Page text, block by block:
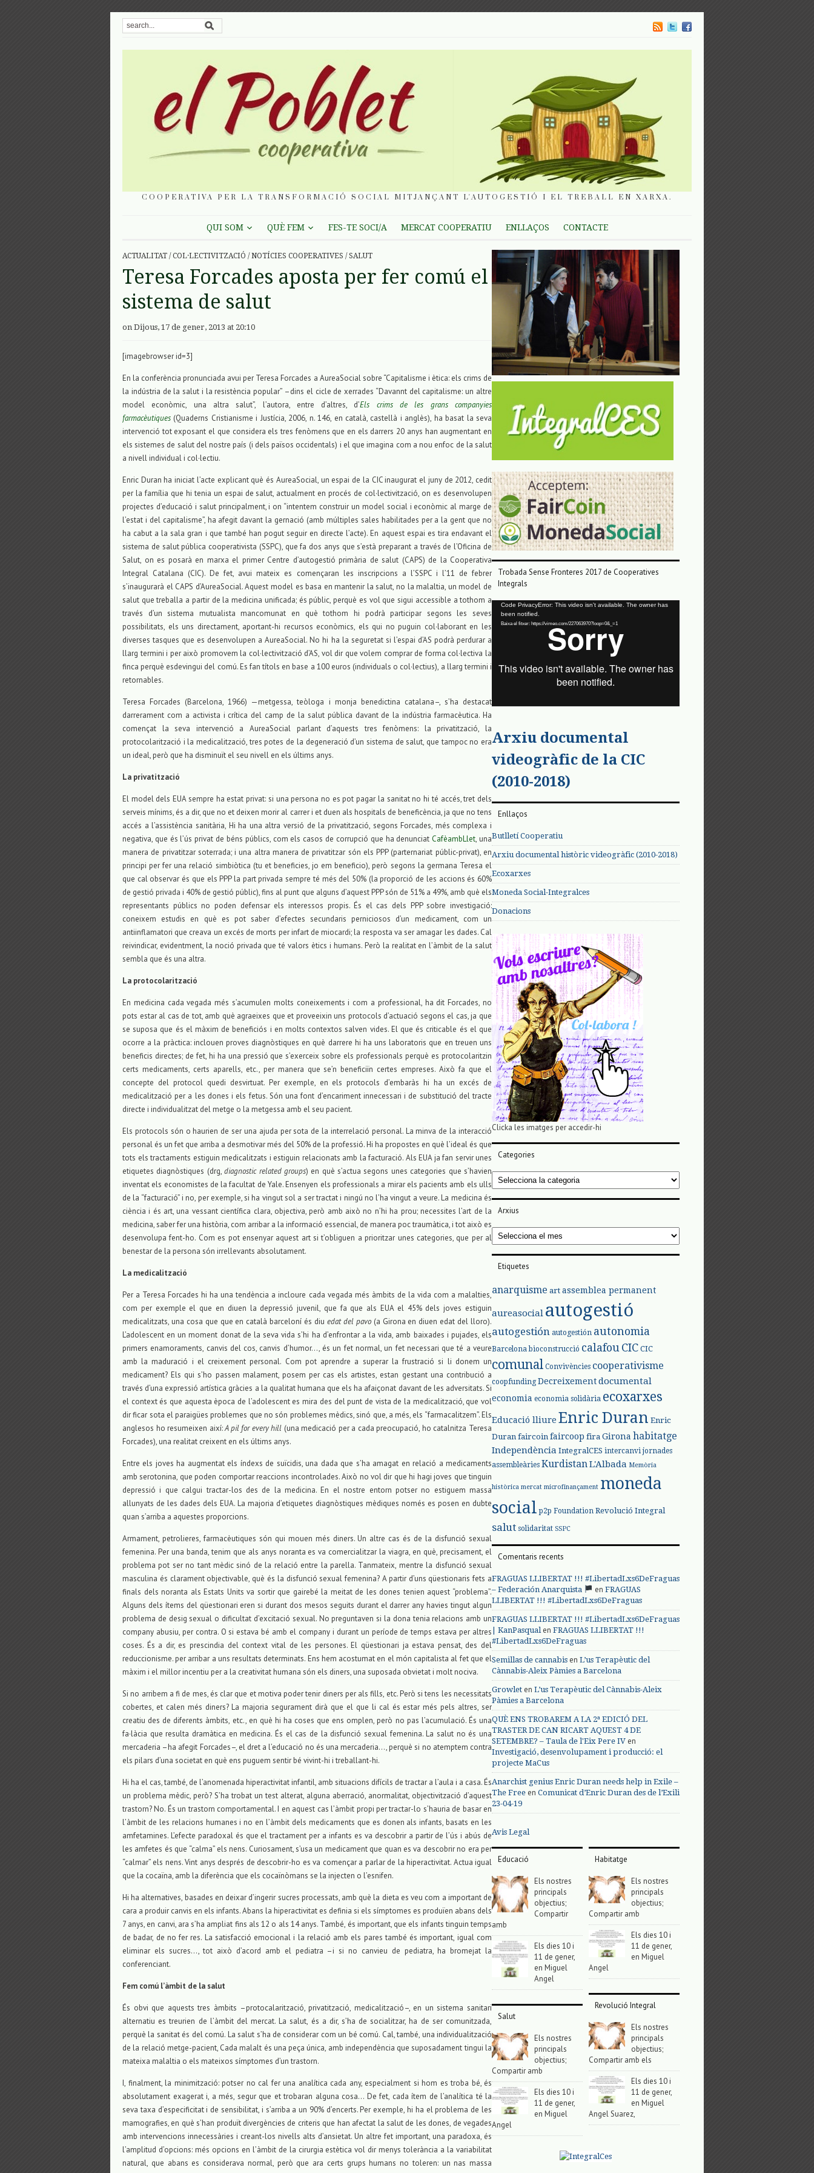
COOPERATIVA PER LA TRANSFORMACIÓ SOCIAL MITJANÇANT L'AUTOGESTIÓ I EL TREBALL EN XARXA.
QUI SOM QUÈ FEM FES-TE SOCI/A MERCAT COOPERATIU ENLLAÇOS CONTACTE
ACTUALITAT / COL·LECTIVITZACIÓ / NOTÍCIES COOPERATIVES / SALUT
Teresa Forcades aposta per fer comú el
sistema de salut
on Dijous, 17 de gener, 2013 at 20:10
[imagebrowser id=3]
En la conferència pronunciada avui per Teresa Forcades a AureaSocial sobre “Capitalisme i ètica: els crims de
la indústria de la salut i la resistència popular” –dins el cicle de xerrades “Davannt del capitalisme: un altre
model econòmic, una altra salut”, l’autora, entre d’altres, d’Els crims de les grans companyies
farmacèutiques (Quaderns Cristianisme i Justícia, 2006, n. 146, en català, castellà i anglès), ha basat la seva
intervenció tot exposant el que considera els tres fenòmens que en els darrers 20 anys han augmentant en
els sistemes de salut del nostre país (i dels països occidentals) i el que imagina com a nou enfoc de la salut
a nivell individual i col·lectiu.
Enric Duran ha iniciat l’acte explicant què és AureaSocial, un espai de la CIC inaugurat el juny de 2012, cedit
per la família que hi tenia un espai de salut, actualment en procés de col·lectivització, on es desenvolupen
projectes d’educació i salut principalment, i on “intentem construir un model social i econòmic al marge de
l’estat i del capitalisme”, ha afegit davant la gernació (amb múltiples sales habilitades per a la gent que no
ha cabut a la sala gran i que també han pogut seguir en directe l’acte). En aquest espai es tira endavant el
sistema de salut pública cooperativista (SSPC), que fa dos anys que s’està preparant a través de l’Oficina de
Salut, on es posarà en marxa el primer Centre d’autogestió primària de salut (CAPS) de la Cooperativa
Integral Catalana (CIC). De fet, avui mateix es començaran les inscripcions a l’SSPC i l’11 de febrer
s’inaugurarà el CAPS d’AureaSocial. Aquest model es basa en mantenir la salut, no la malaltia, un model de
salut que treballa a partir de la medicina unificada; és públic, perquè es vol que sigui accessible a tothom a
través d’un sistema mutualista mancomunat en què tothom hi podrà participar segons les seves
possibilitats, els uns directament, aportant-hi recursos econòmics, els qui no puguin col·laborant en les
diverses tasques que es desenvolupen a AureaSocial. No hi ha la seguretat si l’espai d’AS podrà perdurar a
llarg termini i per això promovem la col·lectivització d’AS, vol dir que volem comprar de forma col·lectiva la
finca perquè esdevingui del comú. Es fan títols en base a 100 euros (individuals o col·lectius), a llarg termini i
retornables.
Teresa Forcades (Barcelona, 1966) —metgessa, teòloga i monja benedictina catalana–, s’ha destacat
darrerament com a activista i crítica del camp de la salut pública davant de la indústria farmacèutica. Ha
començat la seva intervenció a AureaSocial parlant d’aquests tres fenòmens: la privatització, la
protocolarització i la medicalització, tres potes de la degeneració d’un sistema de salut, que tampoc no era
un ideal, però que ha disminuït el seu nivell en els últims anys.
La privatització
El model dels EUA sempre ha estat privat: si una persona no es pot pagar la sanitat no hi té accés, tret dels
serveis mínims, és a dir, que no et deixen morir al carrer i et duen als hospitals de beneficència, ja que no tens
accés a l’assistència sanitària, Hi ha una altra versió de la privatització, segons Forcades, més complexa i
negativa, que és l’ús privat de béns públics, com els casos de corrupció que ha denunciat CafèambLlet, una
manera de privatitzar soterrada; i una altra manera de privatitzar són els PPP (parternariat públic-privat), en
principi per fer una relació simbiòtica (tu et beneficies, jo em beneficio), però segons la germana Teresa el
que cal observar és que els PPP la part privada sempre té més del 50% (la proporció de les accions és 60%
de gestió privada i 40% de gestió públic), fins al punt que alguns d’aquest PPP són de 51% a 49%, amb què els
representants públics no poden defensar els interessos propis. És el cas dels PPP sobre investigació:
coneixem estudis en què es pot saber d’efectes secundaris perniciosos d’un medicament, com un
antiinflamatori que creava un excés de morts per infart de miocardi; la resposta va ser amagar les dades. Cal
reivindicar, evidentment, la noció privada que té valors ètics i humans. Però la realitat en l’àmbit de la salut
sembla que és una altra.
La protocolarització
En medicina cada vegada més s’acumulen molts coneixements i com a professional, ha dit Forcades, no
pots estar al cas de tot, amb què agraeixes que et proveeixin uns protocols d’actuació segons el cas, ja que
se suposa que és el màxim de beneficiós i en molts contextos salven vides. El que és criticable és el que
ocorre a la pràctica: inclouen proves diagnòstiques en què darrere hi ha uns laboratoris que en treuen uns
beneficis directes; de fet, hi ha una pressió que s’exerceix sobre els professionals perquè es protocolaritzin
certs medicaments, certs aparells, etc., per manera que se’n beneficiïn certes empreses. Això fa que el
concepte del protocol quedi desvirtuat. Per exemple, en els protocols d’embaràs hi ha un excés de
medicalització per a les dones i els fetus. Són una font d’encariment innecessari i de substitució del tracte
directe i individualitzat del metge o la metgessa amb el seu pacient.
Els protocols són o haurien de ser una ajuda per sota de la interrelació personal. La minva de la interacció
personal és un fet que arriba a desmotivar més del 50% de la professió. Hi ha propostes en què l’ideal és que
tots els tractaments estiguin medicalitzats i estiguin relacionats amb la facturació. Als EUA ja fan servir unes
etiquetes diagnòstiques (drg,diagnostic related groups) en què s’actua segons unes categories que s’havien
inventat els economistes de la facultat de Yale. Ensenyen els professionals a mirar els pacients amb els ulls
de la “facturació” i no, per exemple, si ha vingut sol a ser tractat i ningú no l’ha vingut a veure. La medicina és
ciència i és art, una vessant científica clara, objectiva, però amb això no n’hi ha prou; necessites l’art de la
medicina, saber fer una història, com arribar a la informació essencial, de manera poc traumàtica, i tot això es
desenvolupa fent-ho. Com es pot ensenyar aquest art si t’obliguen a prioritzar unes categories, que per al
benestar de la persona són irrellevants absolutament.
La medicalització
Per a Teresa Forcades hi ha una tendència a incloure cada vegada més àmbits de la vida com a malalties,
com per exemple el que en diuen la depressió juvenil, que fa que als EUA el 45% dels joves estiguin
medicalitzats, una cosa que que en català barceloní és diu edat del pavo(a Girona en diuen edat del lloro).
L’adolescent en un moment donat de la seva vida s’hi ha d’enfrontar a la vida, amb baixades i pujades, els
primers enamoraments, canvis del cos, canvis d’humor…, és un fet normal, un fet necessari que té a veure
amb la maduració i el creixement personal. Com pot aprendre a superar la frustració si li donem un
medicament? Els qui s’ho passen malament, posem per cas els artistes, estan gestant una contribució a
través d’una expressió artística gràcies a la qualitat humana que els ha afaiçonat davant de les adversitats. Si
el context és que aquesta època de l’adolescent es mira des del punt de vista de la medicalització, que vol
dir ficar sota el paraigües problemes que no són problemes mèdics, sinó que, a més, els “farmacalitzem”. Els
anglesos ho resumeixen així:A pil for every hill (una medicació per a cada preocupació, ho catalnitza Teresa
Forcades), una realitat creixent en els últims anys.
Entre els joves ha augmentat els índexs de suïcidis, una dada que s’ha amagat en relació a medicaments
amb serotonina, que poden comportar reaccions incontrolades. Això no vol dir que hi hagi joves que tinguin
depressió i que calgui tractar-los des de la medicina. En el nostre entorn potser no estiguem massa
allunyats de les dades dels EUA. La majoria d’etiquetes diagnòstiques mèdiques només es posen en dubte
quan s’arriba a aquestes proporcions.
Armament, petrolieres, farmacèutiques són qui mouen més diners. Un altre cas és de la disfunció sexual
femenina. Per una banda, tenim que als anys noranta es va comercialitzar la viagra, en què, precisament, el
problema pot ser no tant mèdic sinó de la relació entre la parella. Tanmateix, mentre la disfunció sexual
masculina és clarament objectivable, què és la disfunció sexual femenina? A partir d’uns qüestionaris fets a
finals dels noranta als Estats Units va sortir que gairebé la meitat de les dones tenien aquest “problema”.
Alguns dels ítems del qüestionari eren si durant dos mesos seguits durant el darrer any havies tingut algun
problema de desig sexual o dificultat d’excitació sexual. No preguntaven si la dona tenia relacions amb un
company abusiu, per contra. O si estava bé amb el company i durant un període de temps estava per altres
coses. És a dir, es prescindia del context vital de les persones. El qüestionari ja estava pensat, des del
reduccionisme. per arribar a uns resultats determinats. Ens hem acostumat en el món capitalista al fet que el
màxim i el millor incentiu per a la creativitat humana són els diners, una suposada obvietat i molt nociva.
Si no arribem a fi de mes, és clar que et motiva poder tenir diners per als fills, etc. Però si tens les necessitats
cobertes, et calen més diners? La majoria segurament dirà que el que li cal és estar més pels altres, ser
creatiu des de diferents àmbits, etc., en què hi ha coses que ens omplen, però no pas l’acumulació. És una
fa·làcia que resulta dramàtica en medicina. És el cas de la disfunció sexual femenina. La salut no és una
mercaderia –ha afegit Forcades–, el dret a l’educació no és una mercaderia…, perquè si no atemptem contra
els pilars d’una societat en què ens puguem sentir bé vivint-hi i treballant-hi.
Hi ha el cas, també, de l’anomenada hiperactivitat infantil, amb situacions difícils de tractar a l’aula i a casa. És
un problema mèdic, però? S’ha trobat un test alterat, alguna aberració, anormalitat, objectivització d’aquest
trastorn? No. És un trastorn comportamental. I en aquest cas l’àmbit propi per tractar-lo s’hauria de basar en
l’àmbit de les relacions humanes i no en l’àmbit dels medicaments que es donen als infants, basats en les
amfetamines. L’efecte paradoxal és que el tractament per a infants es va descobrir a partir de l’ús i abús de
les amfetes és que “calma” els nens. Curiosament, s’usa un medicament que quan es va descobrir no era per
“calmar” els nens. Vint anys després de descobrir-ho es va començar a parlar de la hiperactivitat. Actua igual
que la cocaïna, amb la diferència que els cocaïnòmans se la injecten o l’esnifen.
Hi ha alternatives, basades en deixar d’ingerir sucres processats, amb què la dieta es veu com a important de
cara a produir canvis en els infants. Abans la hiperactivitat es definia si els símptomes es produïen abans dels
7 anys, en canvi, ara s’ha ampliat fins als 12 o als 14 anys. També, és important, que els infants tinguin temps
de badar, de no fer res. La satisfacció emocional i la relació amb els pares també és important, igual com
eliminar els sucres…, tot això d’acord amb el pediatra –i si no canvieu de pediatra, ha bromejat la
conferenciant.
Fem comú l’àmbit de la salut
És obvi que aquests tres àmbits –protocalarització, privatització, medicalització–, en un sistema sanitari
alternatiu es treurien de l’àmbit del mercat. La salut, és a dir, s’ha de socialitzar, ha de ser comunitzada,
perquè la sanitat és del comú. La salut s’ha de considerar com un bé comú. Cal, també, una individualització
de la relació metge-pacient, Cada malalt és una peça única, amb independència que suposadament tingui la
mateixa malaltia o els mateixos símptomes d’un trastorn.
I, finalment, la minimització: potser no cal fer una analítica cada any, especialment si hom es troba bé, és
absolutament exagerat i, a més, segur que et trobaran alguna cosa… De fet, cada ítem de l’analítica té la
seva taxa d’especificitat i de sensibilitat, i s’arriba a un 90% d’encerts. Per exemple, hi ha el problema de les
mamografies, en què s’han produït divergències de criteris que han afectat la salut de les dones, de vegades
amb intervencions innecessàries i creant-los nivells alts d’ansietat. Un altre fet important, una paradoxa, és
l’amplitud d’opcions: més opcions en l’àmbit de la cirurgia estètica vol dir menys tolerància a la variabilitat
natural, que abans es considerava normal, però que ara certs grups humans no toleren: un nas massa
Trobada Sense Fronteres 2017 de Cooperatives
Integrals
Reproductor
vídeo
Code PrivacyError: This video isn't available. The owner has
been notified.
Baixa el fitxer: https://vimeo.com/227063970?loop=0&_=1
Arxiu documental
videogràfic de la CIC
(2010-2018)
Enllaços
Butlletí Cooperatiu
Arxiu documental històric videogràfic (2010-2018)
Ecoxarxes
Moneda Social-Integralces
Donacions
Clicka les imatges per accedir-hi
Categories
Categories
Arxius
Arxius
Etiquetes
anarquisme art assemblea permanent
aureasocial autogestió
autogestión autogestión autonomia
Barcelona bioconstrucció calafou CIC CIC
comunal Convivències cooperativisme
coopfunding Decreixementdocumental
economia economia solidària ecoxarxes
Educació lliure Enric Duran Enric
Duran faircoin faircoop fira Girona habitatge
Independència IntegralCES intercanvi jornades
assembleàries Kurdistan L'Albada Memòria
històrica mercat microfinançament moneda
social p2p Foundation Revolució Integral
salut solidaritat SSPC
Comentaris recents
FRAGUAS LLIBERTAT !!! #LibertadLxs6DeFraguas
– Federación Anarquista
en FRAGUAS
LLIBERTAT !!! #LibertadLxs6DeFraguas
FRAGUAS LLIBERTAT !!! #LibertadLxs6DeFraguas
| KanPasqualen FRAGUAS LLIBERTAT !!!
#LibertadLxs6DeFraguas
Semillas de cannabis en L’us Terapèutic del
Cànnabis-Aleix Pàmies a Barcelona
Growlet en L’us Terapèutic del Cànnabis-Aleix
Pàmies a Barcelona
QUÈ ENS TROBAREM A LA 2ª EDICIÓ DEL
TRASTER DE CAN RICART AQUEST 4 DE
SETEMBRE? – Taula de l'Eix Pere IV en
Investigació, desenvolupament i producció: el
projecte MaCus
Anarchist genius Enric Duran needs help in Exile –
The Free en Comunicat d’Enric Duran des de l’Exili
23-04-19
Avis Legal
Educació
Els nostres
principals
objectius;
Compartir
amb
Els dies 10 i
11 de gener,
en Miguel
Angel
Salut
Els nostres
principals
objectius;
Compartir amb
Els dies 10 i
11 de gener,
en Miguel
Angel
Habitatge
Els nostres
principals
objectius;
Compartir amb
Els dies 10 i
11 de gener,
en Miguel
Angel
Revolució Integral
Els nostres
principals
objectius;
Compartir amb els
Els dies 10 i
11 de gener,
en Miguel
Angel Suarez,